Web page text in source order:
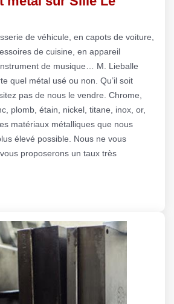
de véhicule, en capots de voiture,
de cuisine, en appareil
de musique… M. Lieballe
quel métal usé ou non. Qu’il soit
pas de nous le vendre. Chrome,
plomb, étain, nickel, titane, inox, or,
matériaux métalliques que nous
élevé possible. Nous ne vous
proposerons un taux très